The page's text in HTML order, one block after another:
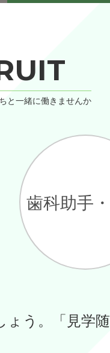
と一緒に働きませんか
歯科助手
う。「見学随